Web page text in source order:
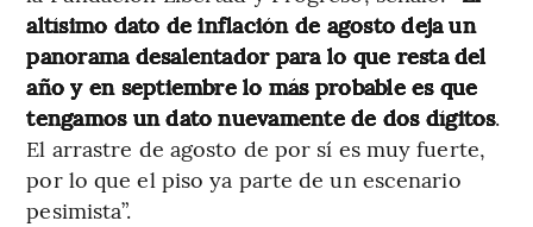
altísimo dato de inflación de agosto deja un
panorama desalentador para lo que resta del
año y en septiembre lo más probable es que
tengamos un dato nuevamente de dos dígitos.
El arrastre de agosto de por sí es muy fuerte,
por lo que el piso ya parte de un escenario
pesimista”.